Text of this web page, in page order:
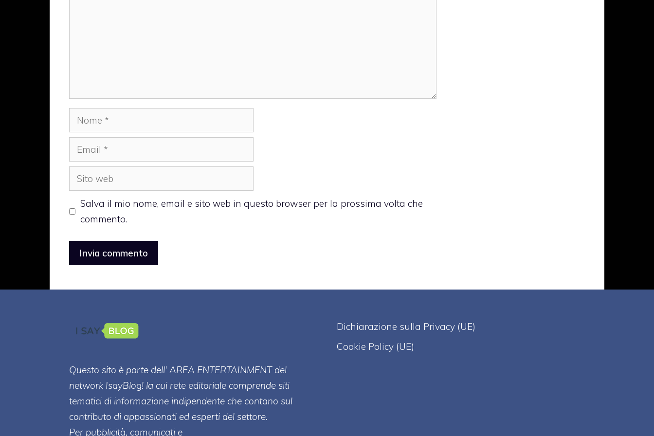
Nome
Email
Sito
web
Salva il mio nome, email e sito web in questo browser per la prossima volta che
commento.
Questo sito è parte dell' AREA ENTERTAINMENT del
network IsayBlog! la cui rete editoriale comprende siti
tematici di informazione indipendente che contano sul
contributo di appassionati ed esperti del settore.
Per pubblicità, comunicati e
Dichiarazione sulla Privacy (UE)
Cookie Policy (UE)